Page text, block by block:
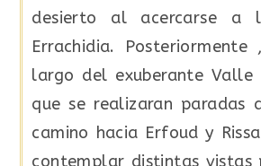
desierto al acercarse a
Errachidia.
largo del exuberante
que se realizaran
camino hacia Erfoud y
contemplar distintas vistas